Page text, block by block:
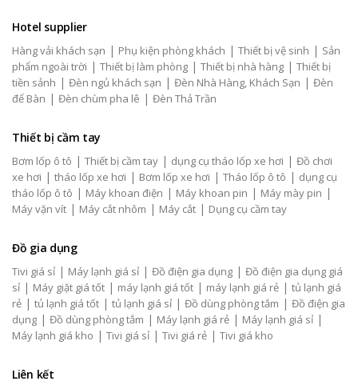
Hotel supplier
Hàng vải khách sạn | Phụ kiện phòng khách | Thiết bị vệ sinh | Sản
phẩm ngoài trời | Thiết bị làm phòng | Thiết bị nhà hàng | Thiết bị
tiền sảnh | Đèn ngủ khách sạn | Đèn Nhà Hàng, Khách Sạn | Đèn
để Bàn | Đèn chùm pha lê | Đèn Thả Trần
Thiết bị cầm tay
Bơm lốp ô tô | Thiết bị cầm tay | dụng cụ tháo lốp xe hơi | Đồ chơi
xe hơi | tháo lốp xe hơi | Bơm lốp xe hơi | Tháo lốp ô tô | dụng cụ
tháo lốp ô tô | Máy khoan điện | Máy khoan pin | Máy mày pin |
Máy vặn vít | Máy cắt nhôm | Máy cắt | Dụng cụ cầm tay
Đồ gia dụng
Tivi giá sỉ | Máy lạnh giá sỉ | Đồ điện gia dụng | Đồ điện gia dụng giá
sỉ | Máy giặt giá tốt | máy lạnh giá tốt | máy lạnh giá rẻ | tủ lạnh giá
rẻ | tủ lạnh giá tốt | tủ lạnh giá sỉ | Đồ dùng phòng tắm | Đồ điện gia
dụng | Đồ dùng phòng tắm | Máy lạnh giá rẻ | Máy lạnh giá sỉ |
Máy lạnh giá kho | Tivi giá sỉ | Tivi giá rẻ | Tivi giá kho
Liên kết